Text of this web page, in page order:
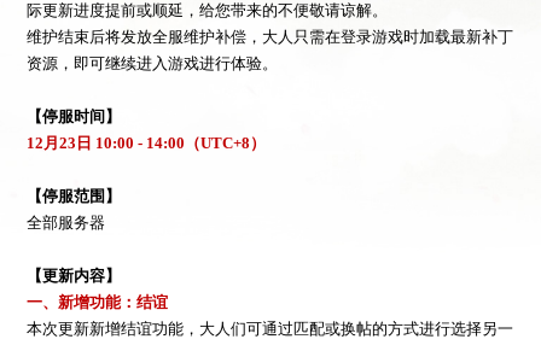
际更新进度提前或顺延，给您带来的不便敬请谅解。
维护结束后将发放全服维护补偿，大人只需在登录游戏时加载最新补丁
资源，即可继续进入游戏进行体验。
【停服时间】
12月23日 10:00 - 14:00（UTC+8）
【停服范围】
全部服务器
【更新内容】
一、新增功能：结谊
本次更新新增结谊功能，大人们可通过匹配或换帖的方式进行选择另一